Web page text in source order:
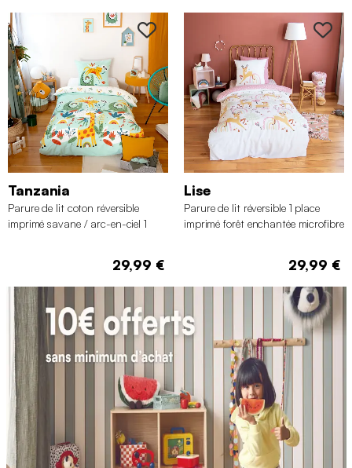
Tanzania
Parure de lit coton réversible
imprimé savane / arc-en-ciel 1
29,99 €
Lise
Parure de lit réversible 1 place
imprimé forêt enchantée microfibre
29,99 €